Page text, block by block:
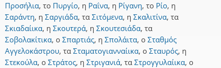
Προσήλια, το Πυργίο, η Ραΐνα, η Ρίγανη, το Ρίο, η
Σαράντη, η Σαργιάδα, τα Σιτόμενα, η Σκαλιτίνα, τα
Σκιαδαίικα, η Σκουτερά, η Σκουτεσιάδα, τα
Σοβολακίτικα, ο Σπαρτιάς, η Σπολάιτα, ο Σταθμός
Αγγελοκάστρου, τα Σταματογιανναίικα, ο Σταυρός, η
Στεκούλα, ο Στράτος, η Στριγανιά, τα Στρογγυλαίικα, ο